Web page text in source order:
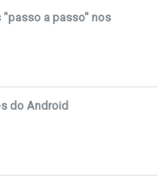
a passo" nos
do Android